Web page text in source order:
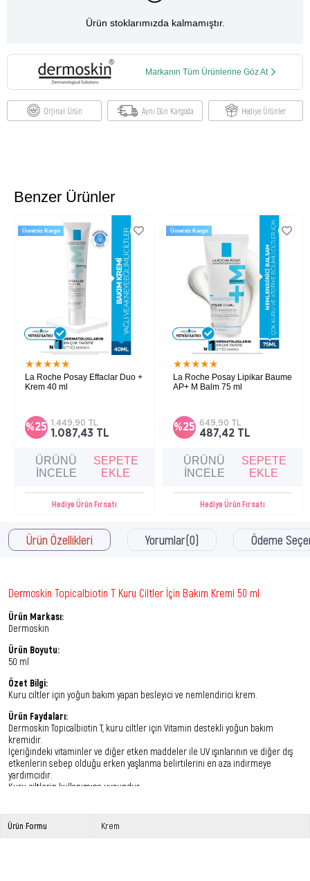
Ürün stoklarımızda kalmamıştır.
Markanın Tüm Ürünlerine Göz At
Orjinal Ürün Aynı Gün Kargoda Hediye Ürünler
Benzer Ürünler
★★★★★
La Roche Posay Effaclar Duo +
Krem 40 ml
etkili bakım kremi.
%25
1.087,43 TL
1.449,90 TL
Hediye Ürün Fırsatı
Ücretsiz Kargo
ÜRÜNÜ
İNCELE
SEPETE
EKLE
★★★★★
La Roche Posay Lipikar Baume
AP+ M Balm 75 ml
karşıtı nemlendirici balsam.
%25
487,42 TL
649,90 TL
Hediye Ürün Fırsatı
Ücretsiz Kargo
ÜRÜNÜ
İNCELE
SEPETE
EKLE
Ürün Özellikleri Yorumlar(0) Ödeme
Dermoskin Topicalbiotin T Kuru Ciltler İçin Bakım Kremi 50 ml
Ürün Markası:
Dermoskin
Ürün Boyutu:
50 ml
Özet Bilgi:
Kuru ciltler için yoğun bakım yapan besleyici ve nemlendirici krem.
Ürün Faydaları:
Dermoskin Topicalbiotin T, kuru ciltler için Vitamin destekli yoğun bakım
kremidir.
İçeriğindeki vitaminler ve diğer etken maddeler ile UV ışınlarının ve diğer dış
etkenlerin sebep olduğu erken yaşlanma belirtilerini en aza indirmeye
yardımcıdır.
Kuru ciltlerin kullanımına uygundur.
Kuru cilt.
Kullanım Şekli:
Ürün Formu Krem